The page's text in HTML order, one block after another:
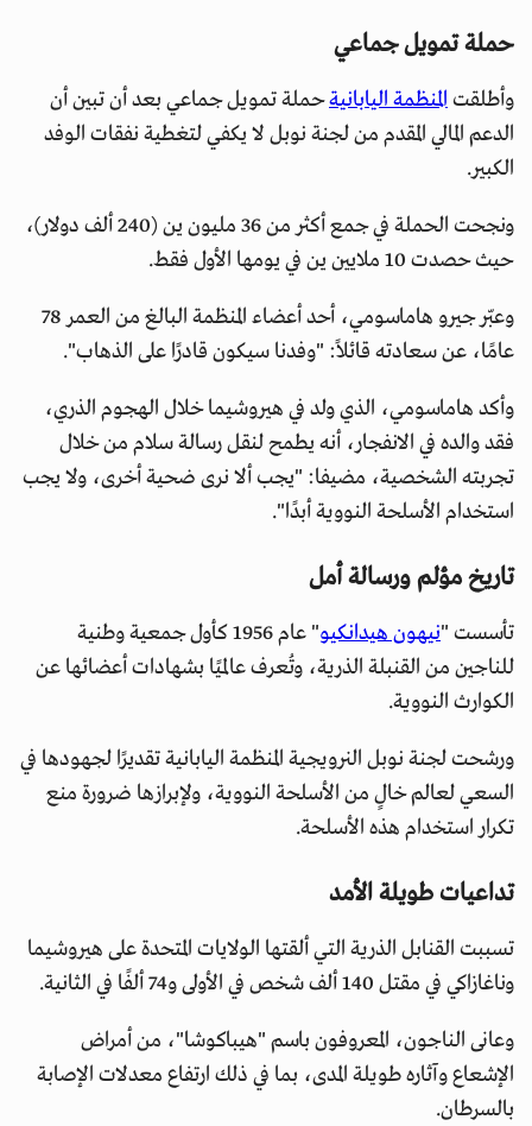
حملة تمويل جماعي
وأطلقتالمنظمة اليابانيةحملة تمويل جماعي بعد أن تبين أن
الدعم المالي المقدم من لجنة نوبل لا يكفي لتغطية نفقات الوفد
الكبير.
ونجحت الحملة في جمع أكثر من 36 مليون ين (240 ألف دولار)،
حيث حصدت 10 ملايين ين في يومها الأول فقط.
وعبّر جيرو هاماسومي، أحد أعضاء المنظمة البالغ من العمر 78
عامًا، عن سعادته قائلاً: "وفدنا سيكون قادرًا على الذهاب".
وأكد هاماسومي، الذي ولد في هيروشيما خلال الهجوم الذري،
فقد والده في الانفجار، أنه يطمح لنقل رسالة سلام من خلال
تجربته الشخصية، مضيفا: "يجب ألا نرى ضحية أخرى، ولا يجب
استخدام الأسلحة النووية أبدًا".
تاريخ مؤلم ورسالة أمل
تأسست "نيهون هيدانكيو
" عام 1956 كأول جمعية وطنية
للناجين من القنبلة الذرية، وتُعرف عالميًا بشهادات أعضائها عن
الكوارث النووية.
ورشحت لجنة نوبل النرويجية المنظمة اليابانية تقديرًا لجهودها في
السعي لعالم خالٍ من الأسلحة النووية، ولإبرازها ضرورة منع
تكرار استخدام هذه الأسلحة.
تداعيات طويلة الأمد
تسببت القنابل الذرية التي ألقتها الولايات المتحدة على هيروشيما
وناغازاكي في مقتل 140 ألف شخص في الأولى و74 ألفًا في الثانية.
وعانى الناجون، المعروفون باسم "هيباكوشا"، من أمراض
الإشعاع وآثاره طويلة المدى، بما في ذلك ارتفاع معدلات الإصابة
بالسرطان.